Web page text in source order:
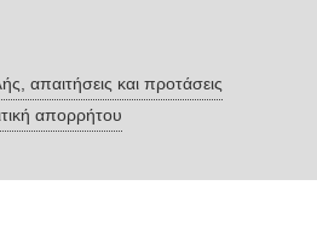
απαιτήσεις και προτάσεις
απορρήτου